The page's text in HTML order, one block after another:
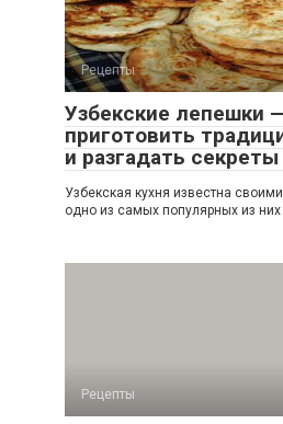
Рецепты
Узбекские лепешки
приготовить
и разгадать секреты
Узбекская кухня известна
одно из самых популярных из
Рецепты